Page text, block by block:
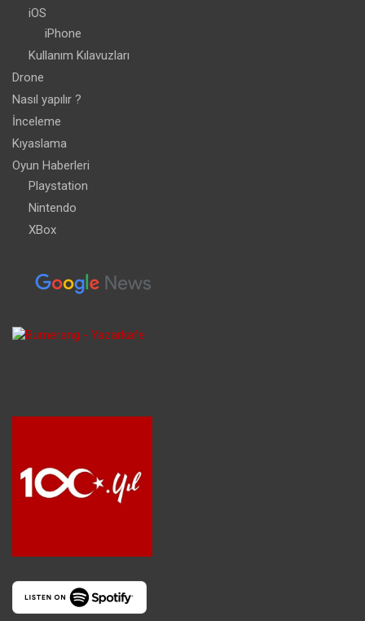
iOS
iPhone
Kullanım Kılavuzları
Drone
Nasıl yapılır ?
İnceleme
Kıyaslama
Oyun Haberleri
Playstation
Nintendo
XBox